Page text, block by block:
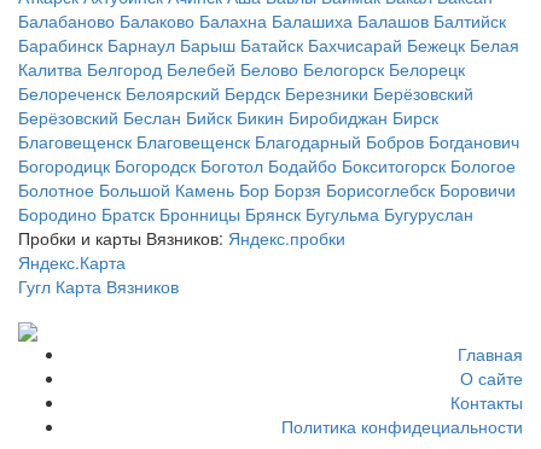
Балабаново Балаково Балахна Балашиха Балашов Балтийск
Барабинск Барнаул Барыш Батайск Бахчисарай Бежецк Белая
Калитва Белгород Белебей Белово Белогорск Белорецк
Белореченск Белоярский Бердск Березники Берёзовский
Берёзовский Беслан Бийск Бикин Биробиджан Бирск
Благовещенск Благовещенск Благодарный Бобров Богданович
Богородицк Богородск Боготол Бодайбо Бокситогорск Бологое
Болотное Большой Камень Бор Борзя Борисоглебск Боровичи
Бородино Братск Бронницы Брянск Бугульма Бугуруслан
Пробки и карты Вязников: Яндекс.пробки
Яндекс.Карта
Гугл Карта Вязников
Главная
О сайте
Контакты
Политика конфидециальности